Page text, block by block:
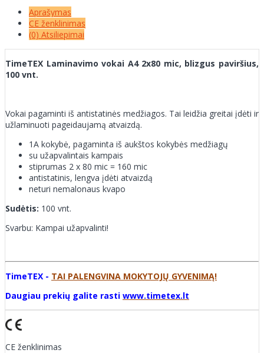
Aprašymas
CE ženklinimas
(0) Atsiliepimai
TimeTEX Laminavimo vokai A4 2x80 mic, blizgus paviršius,
100 vnt.
Vokai pagaminti iš antistatinės medžiagos. Tai leidžia greitai įdėti ir
užlaminuoti pageidaujamą atvaizdą.
1A kokybė, pagaminta iš aukštos kokybės medžiagų
su užapvalintais kampais
stiprumas 2 x 80 mic = 160 mic
antistatinis, lengva įdėti atvaizdą
neturi nemalonaus kvapo
Sudėtis: 100 vnt.
Svarbu: Kampai užapvalinti!
TimeTEX - TAI PALENGVINA MOKYTOJŲ GYVENIMĄ!
Daugiau prekių galite rasti www.timetex.lt
CE ženklinimas